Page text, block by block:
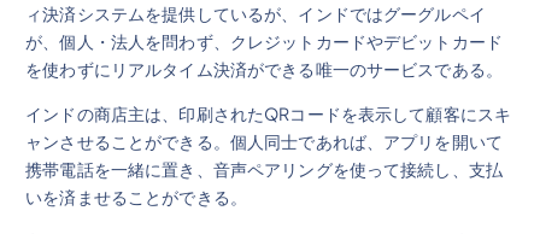
ィ決済システムを提供しているが、インドではグーグルペイ
が、個人・法人を問わず、クレジットカードやデビットカード
を使わずにリアルタイム決済ができる唯一のサービスである。
インドの商店主は、印刷されたQRコードを表示して顧客にスキ
ャンさせることができる。個人同士であれば、アプリを開いて
携帯電話を一緒に置き、音声ペアリングを使って接続し、支払
いを済ませることができる。